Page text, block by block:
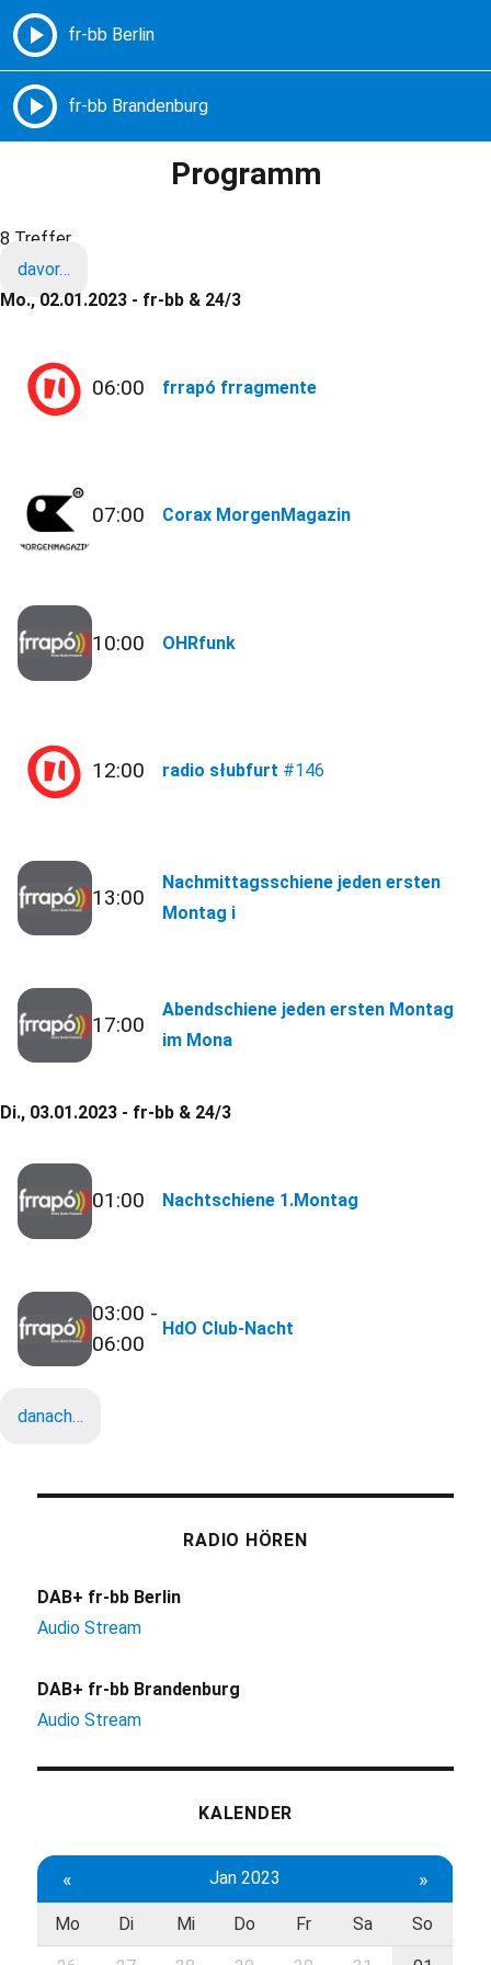
Freie Radios – Berlin Brandenburg
Programm
8 Treffer
davor…
Mo., 02.01.2023 - fr-bb & 24/3
06:00 frrapó frragmente
07:00 Corax MorgenMagazin
10:00 OHRfunk
12:00 radio słubfurt #146
13:00
Nachmittagsschiene jeden ersten
Montag i
17:00
Abendschiene jeden ersten Montag
im Mona
Di., 03.01.2023 - fr-bb & 24/3
01:00 Nachtschiene 1.Montag
03:00 -
06:00
HdO Club-Nacht
danach…
RADIO HÖREN
DAB+ fr-bb Berlin
Audio Stream
DAB+ fr-bb Brandenburg
Audio Stream
KALENDER
« Jan 2023 »
Mo Di Mi Do Fr Sa So